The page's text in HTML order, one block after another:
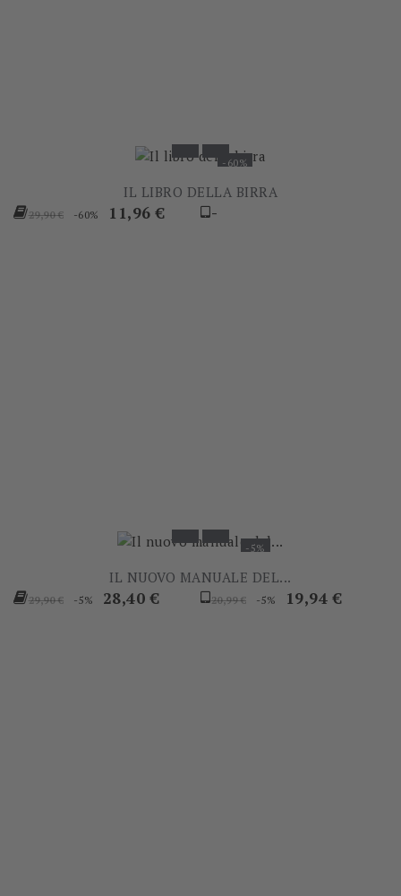
-60%
IL LIBRO DELLA BIRRA
Prezzo
29,90 € -60% Prezzo
11,96 € -
-5%
IL NUOVO MANUALE DEL...
Prezzo
29,90 € -5% Prezzo
28,40 €
Prezzo
20,99 € -5% Prezzo
19,94 €